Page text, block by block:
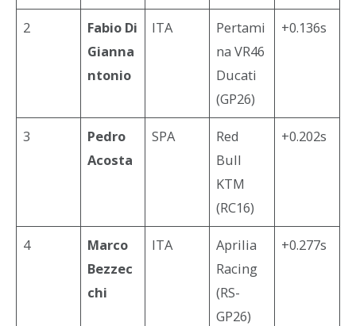
2
Fabio Di
Gianna
ntonio
ITA
Pertami
na VR46
Ducati
(GP26)
+0.136s
3
Pedro
Acosta
SPA
Red
Bull
KTM
(RC16)
+0.202s
4
Marco
Bezzec
chi
ITA
Aprilia
Racing
(RS-
GP26)
+0.277s